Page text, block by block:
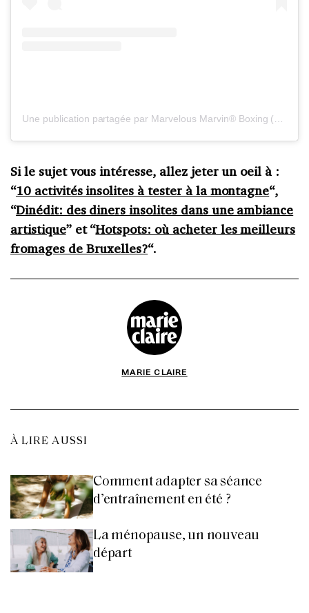
Si le sujet vous intéresse, allez jeter un oeil à :
“10 activités insolites à tester à la montagne“,
“Dinédit: des diners insolites dans une ambiance
artistique” et “Hotspots: où acheter les meilleurs
fromages de Bruxelles?“.
MARIE CLAIRE
À LIRE AUSSI
Comment adapter sa séance
d’entraînement en été ?
La ménopause, un nouveau
départ